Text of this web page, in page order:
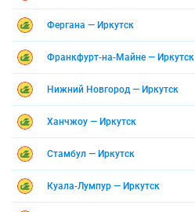
Фергана — Иркутск
Франкфурт-на-Майне — Иркутск
Нижний Новгород — Иркутск
Ханчжоу — Иркутск
Стамбул — Иркутск
Куала-Лумпур — Иркутск